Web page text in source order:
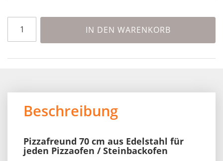
IN DEN WARENKORB
Beschreibung
Pizzafreund 70 cm aus Edelstahl für
jeden Pizzaofen / Steinbackofen